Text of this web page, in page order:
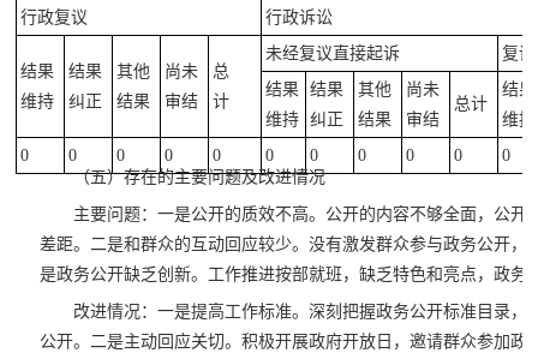
行政复议 行政诉讼
结果
维持
结果
纠正
其他
结果
尚未
审结
总
计
未经复议直接起诉
复
结果
维持
结果
纠正
其他
结果
尚未
审结
总计
结果
维持
0
0 0 0 0 0 0 0 0 0
0
（五）存在的主要问题及改进情况
主要问题：一是公开的质效不高。公开的内容不够全面，公开
差距。二是和群众的互动回应较少。没有激发群众参与政务公开，
是政务公开缺乏创新。工作推进按部就班，缺乏特色和亮点，政务
改进情况：一是提高工作标准。深刻把握政务公开标准目录，
公开。二是主动回应关切。积极开展政府开放日，邀请群众参加政